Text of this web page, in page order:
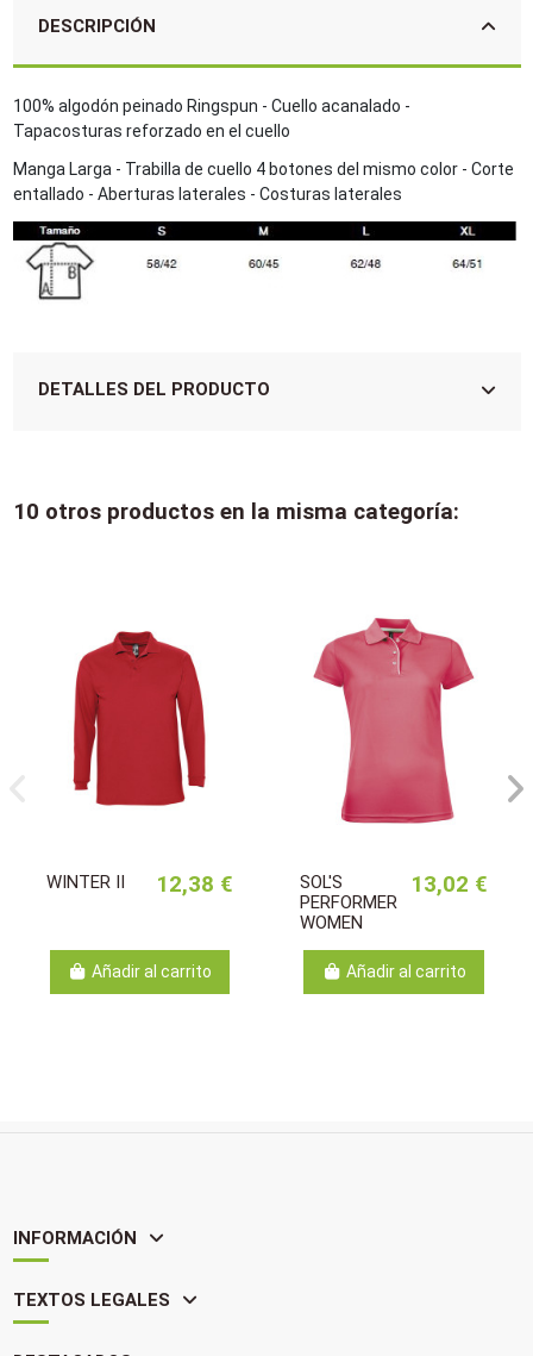
DESCRIPCIÓN
100% algodón peinado Ringspun - Cuello acanalado -
Tapacosturas reforzado en el cuello
Manga Larga - Trabilla de cuello 4 botones del mismo color - Corte
entallado - Aberturas laterales - Costuras laterales
DETALLES DEL PRODUCTO
10 otros productos en la misma categoría:
WINTER II 12,38 €
Añadir al carrito
SOL'S
PERFORMER
WOMEN
13,02 €
Añadir al carrito
INFORMACIÓN
TEXTOS LEGALES